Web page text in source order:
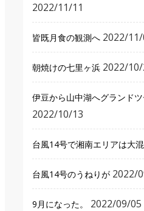
2022/11/11
皆既月食の観測へ 2022/
朝焼けの七里ヶ浜 2022/
伊豆から山中湖へグランド
2022/10/13
台風14号で湘南エリアは大
台風14号のうねりが 2022/
9月になった。 2022/09/05